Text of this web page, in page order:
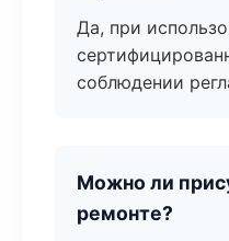
Да, при
соблюдении
Можно ли
ремонте?